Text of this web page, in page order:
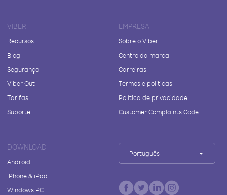
VIBER
Recursos
Blog
Segurança
Viber Out
Tarifas
Suporte
EMPRESA
Sobre o Viber
Centro da marca
Carreiras
Termos e políticas
Política de privacidade
Customer Complaints Code
DOWNLOAD
Android
iPhone & iPad
Windows PC
Português